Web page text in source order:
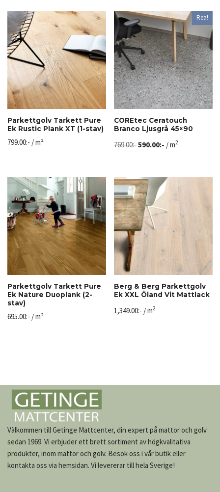
Parkettgolv Tarkett Pure
Ek Rustic Plank XT (1-stav)
799.00:- / m²
Rea!
COREtec Ceratouch
Branco Ljusgrå 45×90
769.00:-590.00:- / m2
Parkettgolv Tarkett Pure
Ek Nature Duoplank (2-
stav)
695.00:- / m²
Berg & Berg Parkettgolv
Ek XXL Öland Vit Mattlack
1,349.00:- / m2
Välkommen till Getinge Mattcenter, din expert på mattor och golv
sedan 1969. Vi erbjuder ett brett sortiment av högkvalitativa
produkter, inom mattor och golv. Besök oss i vår butik eller
kontakta oss via hemsidan. Vi levererar till hela Sverige!